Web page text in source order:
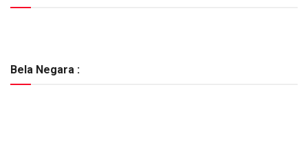
Bela Negara :